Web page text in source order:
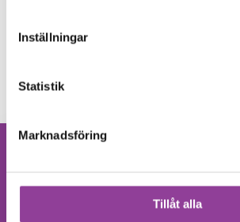
Inställningar
Statistik
Marknadsföring
Tillåt alla
modell
din produkt?